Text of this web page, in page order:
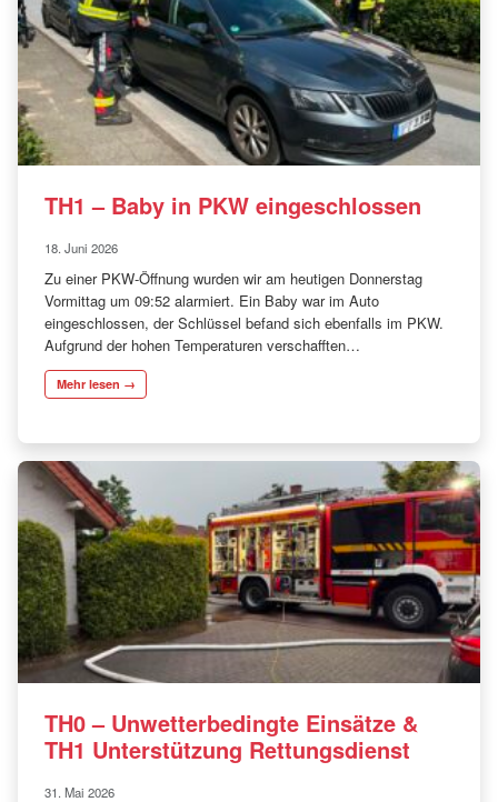
TH1 – Baby in PKW eingeschlossen
18. Juni 2026
Zu einer PKW-Öffnung wurden wir am heutigen Donnerstag
Vormittag um 09:52 alarmiert. Ein Baby war im Auto
eingeschlossen, der Schlüssel befand sich ebenfalls im PKW.
Aufgrund der hohen Temperaturen verschafften…
Mehr lesen →
TH0 – Unwetterbedingte Einsätze &
TH1 Unterstützung Rettungsdienst
31. Mai 2026